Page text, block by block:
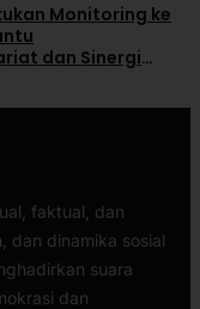
Monitoring ke
dan Sinergi
faktual, dan
dan dinamika sosial
suara
dan